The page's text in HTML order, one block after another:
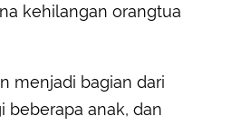
kehilangan orangtua
menjadi bagian dari
beberapa anak, dan